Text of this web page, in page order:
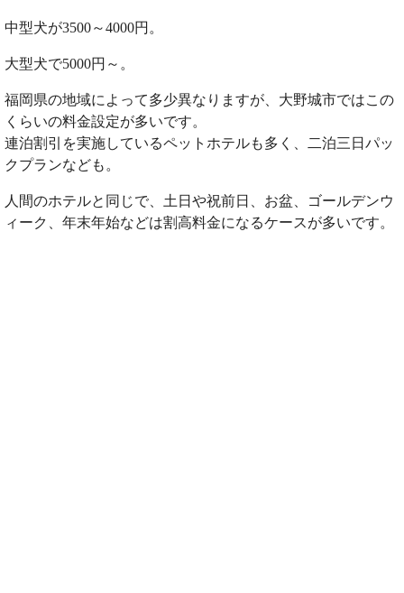
中型犬が3500～4000円。
大型犬で5000円～。
福岡県の地域によって多少異なりますが、大野城市ではこの
くらいの料金設定が多いです。
連泊割引を実施しているペットホテルも多く、二泊三日パッ
クプランなども。
人間のホテルと同じで、土日や祝前日、お盆、ゴールデンウ
ィーク、年末年始などは割高料金になるケースが多いです。